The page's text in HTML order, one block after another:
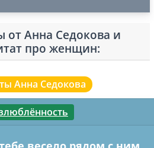
от Анна Седокова и
про женщин:
Анна Седокова